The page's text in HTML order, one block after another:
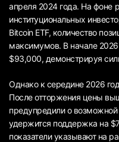
апреля 2024 года. На фоне
институциональных
Bitcoin ETF, количество
максимумов. В начале
$93,000, демонстрируя
Однако к середине 2026
После отторжения цены
предупредили о
удержится поддержка на
показатели указывают на